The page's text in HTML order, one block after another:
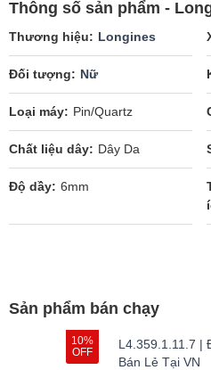
Thông số sản phẩm -
Thương hiệu Longines
Đối tượng Nữ
Loại máy Pin/Quartz
Chất liệu dây Dây Da
Độ dầy 6mm
Sản phẩm bán chạy
10%
OFF
L4.359.1.11.7 |
Bán Lẻ Tại VN